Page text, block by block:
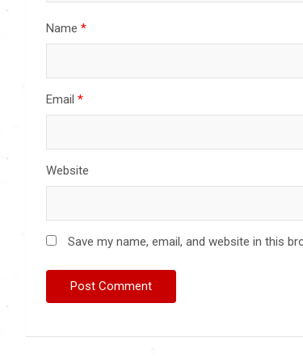
Name *
Email *
Website
Save my name, email, and website in this